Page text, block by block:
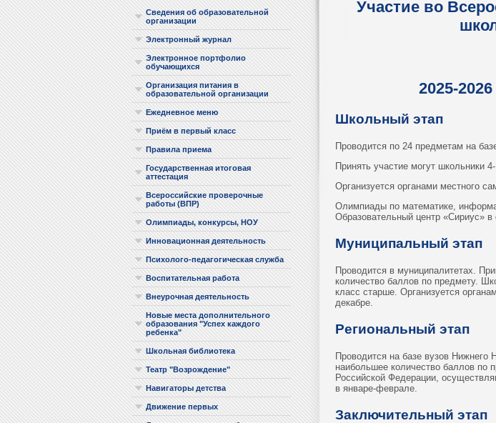
Сведения об образовательной
организации
Электронный журнал
Электронное портфолио
обучающихся
Организация питания в
образовательной организации
Ежедневное меню
Приём в первый класс
Правила приема
Государственная итоговая
аттестация
Всероссийские проверочные
работы (ВПР)
Олимпиады, конкурсы, НОУ
Инновационная деятельность
Психолого-педагогическая служба
Воспитательная работа
Внеурочная деятельность
Новые места дополнительного
образования "Успех каждого
ребенка"
Школьная библиотека
Театр "Возрождение"
Навигаторы детства
Движение первых
Участие во
2025-
Школьный этап
Проводится по 24 предметам на
Принять участие могут школьники
Организуется органами местного
Олимпиады по математике,
Образовательный центр «Сириус»
Муниципальный этап
Проводится в муниципалитетах.
количество баллов по предмету.
класс старше. Организуется
декабре.
Региональный этап
Проводится на базе вузов Нижнего
наибольшее количество баллов по
Российской Федерации,
в январе-феврале.
Заключительный этап